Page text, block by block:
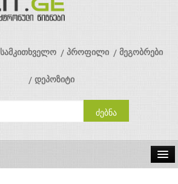
სამკითხველო პროფილი მეგობრები
დეპოზიტი